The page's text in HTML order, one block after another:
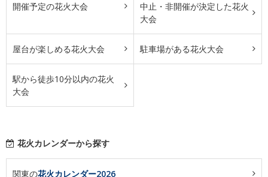
開催予定の花火大会
中止・非開催が決定した花火
大会
屋台が楽しめる花火大会 駐車場がある花火大会
駅から徒歩10分以内の花火
大会
花火カレンダーから探す
関東の花火カレンダー2026